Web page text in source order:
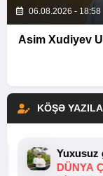
06.08.2026 - 18:58
Asim Xudiyev
KÖŞƏ
Yuxusuz
DÜNYA